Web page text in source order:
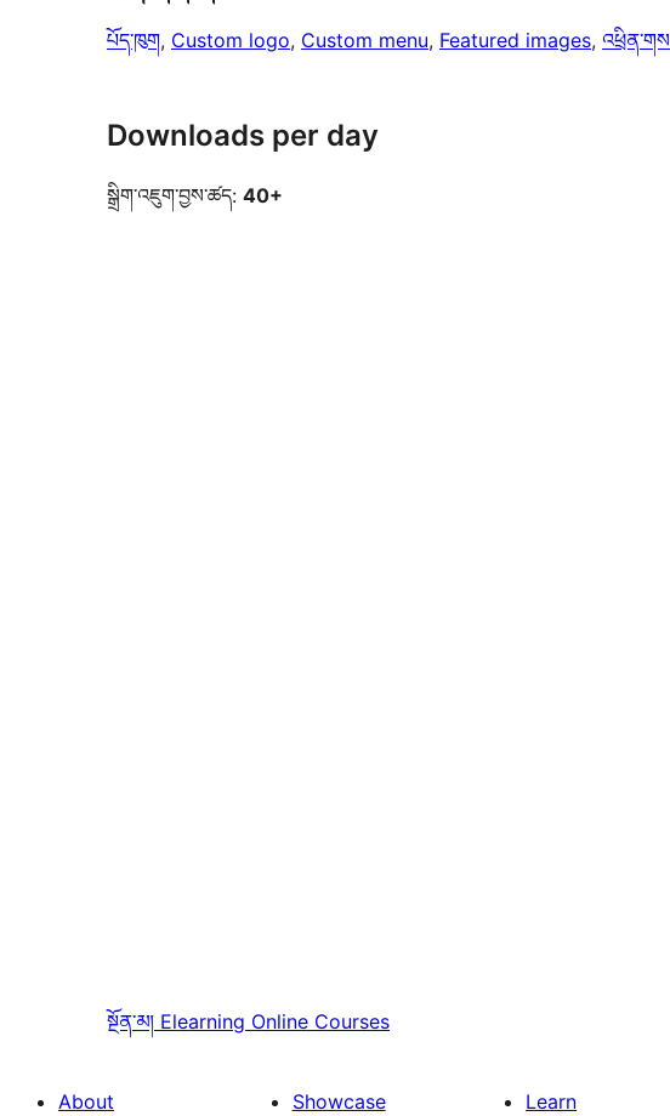
པོད་ཁུག, Custom logo, Custom menu, Featured images,
Downloads per day
སྒྲིག་འཇུག་བྱས་ཚད: 40+
སྔོན་མ། Elearning Online Courses
About Showcase Learn